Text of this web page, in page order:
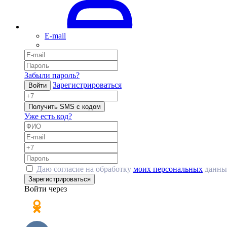
E-mail
Забыли пароль?
Войти Зарегистрироваться
Получить SMS с кодом
Уже есть код?
Даю согласие на обработку моих персональных
Зарегистрироваться
Войти через